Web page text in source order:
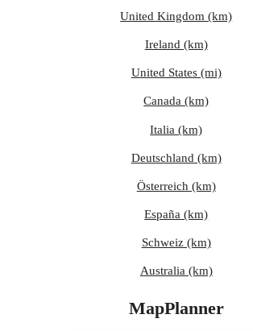
United Kingdom (km)
Ireland (km)
United States (mi)
Canada (km)
Italia (km)
Deutschland (km)
Österreich (km)
España (km)
Schweiz (km)
Australia (km)
MapPlanner